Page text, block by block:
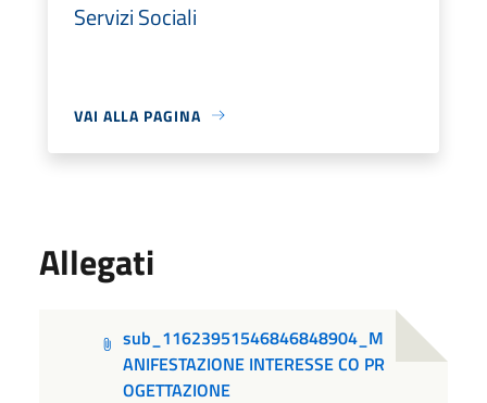
Servizi Sociali
VAI ALLA PAGINA
Allegati
sub_11623951546846848904_M
ANIFESTAZIONE INTERESSE CO PR
OGETTAZIONE